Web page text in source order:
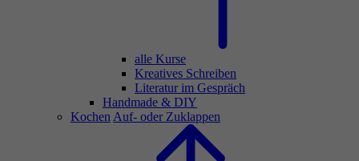
alle Kurse
Kreatives Schreiben
Literatur im Gespräch
Handmade & DIY
Kochen Auf- oder Zuklappen